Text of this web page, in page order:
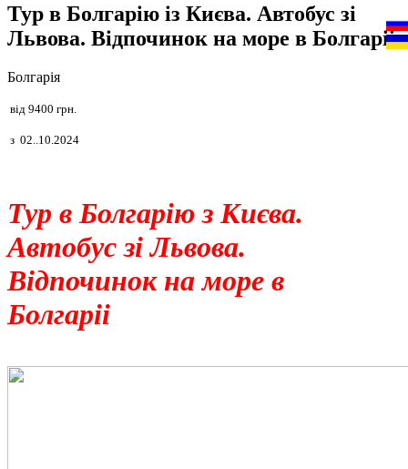
Тур в Болгарію із Києва. Автобус зі
Львова. Відпочинок на море в Болгаріі
Болгарія
від 9400 грн.
з 02..10.2024
Тур в Болгарію з Києва.
Автобус зі Львова.
Відпочинок на море в
Болгаріі